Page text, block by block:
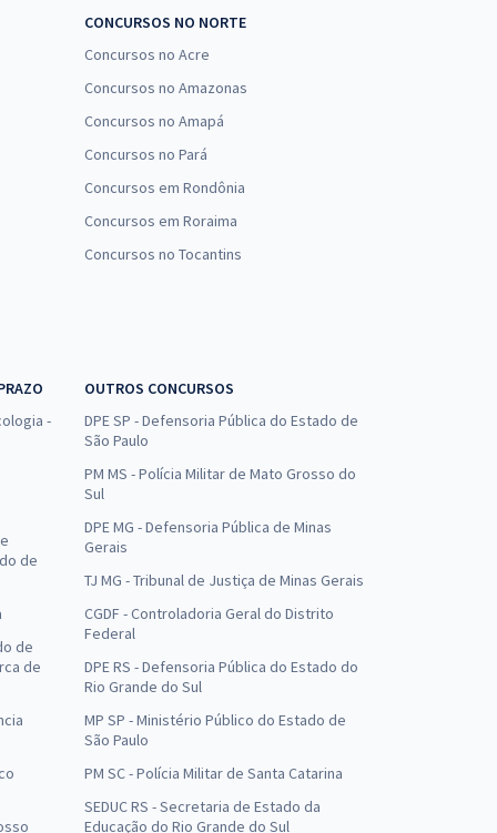
CONCURSOS NO NORTE
Concursos no Acre
Concursos no Amazonas
Concursos no Amapá
Concursos no Pará
Concursos em Rondônia
Concursos em Roraima
Concursos no Tocantins
-
de
de
de
OUTROS CONCURSOS
DPE SP - Defensoria Pública do Estado de
São Paulo
PM MS - Polícia Militar de Mato Grosso do
Sul
DPE MG - Defensoria Pública de Minas
Gerais
TJ MG - Tribunal de Justiça de Minas Gerais
CGDF - Controladoria Geral do Distrito
Federal
DPE RS - Defensoria Pública do Estado do
Rio Grande do Sul
MP SP - Ministério Público do Estado de
São Paulo
PM SC - Polícia Militar de Santa Catarina
SEDUC RS - Secretaria de Estado da
Educação do Rio Grande do Sul